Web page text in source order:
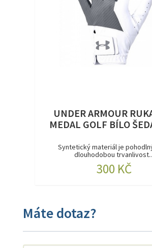
UNDER ARMOUR
MEDAL GOLF BÍLO
Syntetický materiál je
dlouhodobou
300 KČ
Máte dotaz?